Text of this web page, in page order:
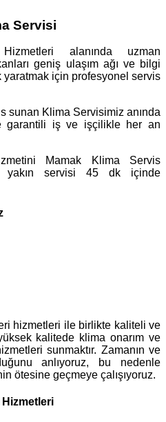
Servisi
alanında uzman
geniş ulaşım ağı ve bilgi
yaratmak için profesyonel servis
sunan Klima Servisimiz anında
garantili iş ve işçilikle her an
Mamak Klima Servis
yakın servisi 45 dk içinde
hizmetleri ile birlikte kaliteli ve
kalitede klima onarım ve
sunmaktır. Zamanın ve
anlıyoruz, bu nedenle
ötesine geçmeye çalışıyoruz.
Hizmetleri